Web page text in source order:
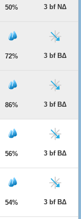
50% 3 bf ΝΔ
72% 3 bf ΒΔ
86% 3 bf ΒΔ
56% 3 bf ΒΔ
54% 3 bf ΒΔ